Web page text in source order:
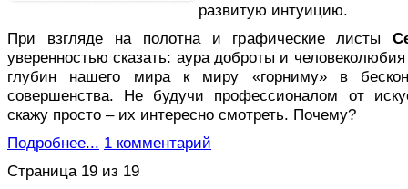
развитую интуицию.
При взгляде на полотна и графические листы
уверенностью сказать: аура доброты и
глубин нашего мира к миру «горниму» в
совершенства. Не будучи профессионалом от
скажу просто – их интересно смотреть. Почему?
Подробнее... 1 комментарий
Страница 19 из 19